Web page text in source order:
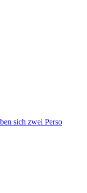
sich zwei Perso